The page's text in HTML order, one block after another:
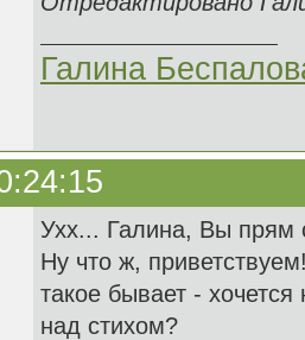
Галина
Ухх... Галина, Вы прям
Ну что ж,
такое бывает -
над стихом?